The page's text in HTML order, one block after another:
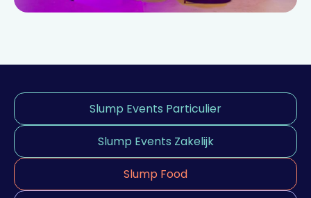
Slump Events Particulier
Slump Events Zakelijk
Slump Food